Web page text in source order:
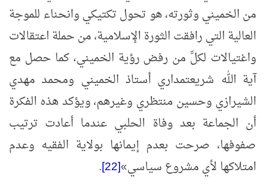
من الخميني وثورته، هو تحول تكتيكي وانحناء للموجة
العالية التي رافقت الثورة الإسلامية، من حملة اعتقالات
واغتيالات لكلِّ من رفض رؤية الخميني، كما حصل مع
آية الله شريعتمداري أستاذ الخميني ومحمد مهدي
الشيرازي وحسين منتظري وغيرهم، ويؤكد هذه الفكرة
أن الجماعة بعد وفاة الحلبي عندما أعادت ترتيب
صفوفها، صرحت بعدم إيمانها بولاية الفقيه وعدم
امتلاكها لأي مشروع سياسي»
[22]
.